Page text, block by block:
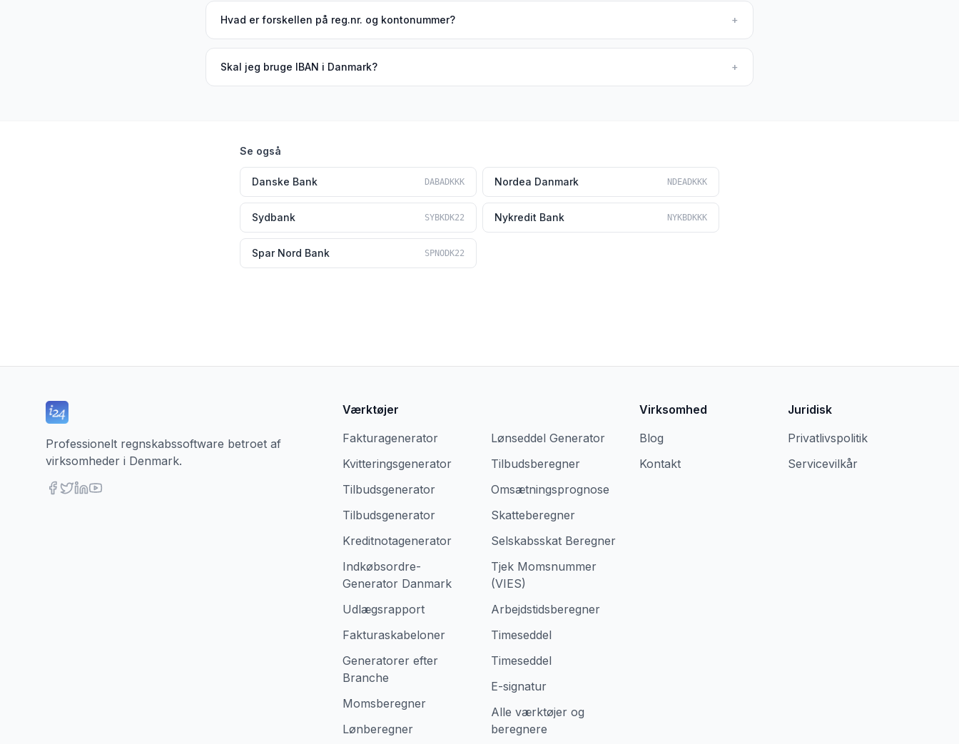
Hvad er forskellen på reg.nr. og kontonummer? +
Skal jeg bruge IBAN i Danmark? +
Se også
Danske Bank DABADKKK Nordea Danmark NDEADKKK
Sydbank SYBKDK22 Nykredit Bank NYKBDKKK
Spar Nord Bank SPNODK22
Professionelt regnskabssoftware betroet af
virksomheder i Denmark.
Værktøjer
Fakturagenerator
Kvitteringsgenerator
Tilbudsgenerator
Tilbudsgenerator
Kreditnotagenerator
Indkøbsordre-
Generator Danmark
Udlægsrapport
Fakturaskabeloner
Generatorer efter
Branche
Momsberegner
Lønberegner
Lønseddel Generator
Tilbudsberegner
Omsætningsprognose
Skatteberegner
Selskabsskat Beregner
Tjek Momsnummer
(VIES)
Arbejdstidsberegner
Timeseddel
Timeseddel
E-signatur
Alle værktøjer og
beregnere
Virksomhed
Blog
Kontakt
Juridisk
Privatlivspolitik
Servicevilkår